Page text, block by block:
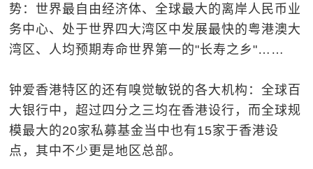
势：世界最自由经济体、全球最大的离岸人民币业
务中心、处于世界四大湾区中发展最快的粤港澳大
湾区、人均预期寿命世界第一的"长寿之乡"……
钟爱香港特区的还有嗅觉敏锐的各大机构：全球百
大银行中，超过四分之三均在香港设行，而全球规
模最大的20家私募基金当中也有15家于香港设
点，其中不少更是地区总部。